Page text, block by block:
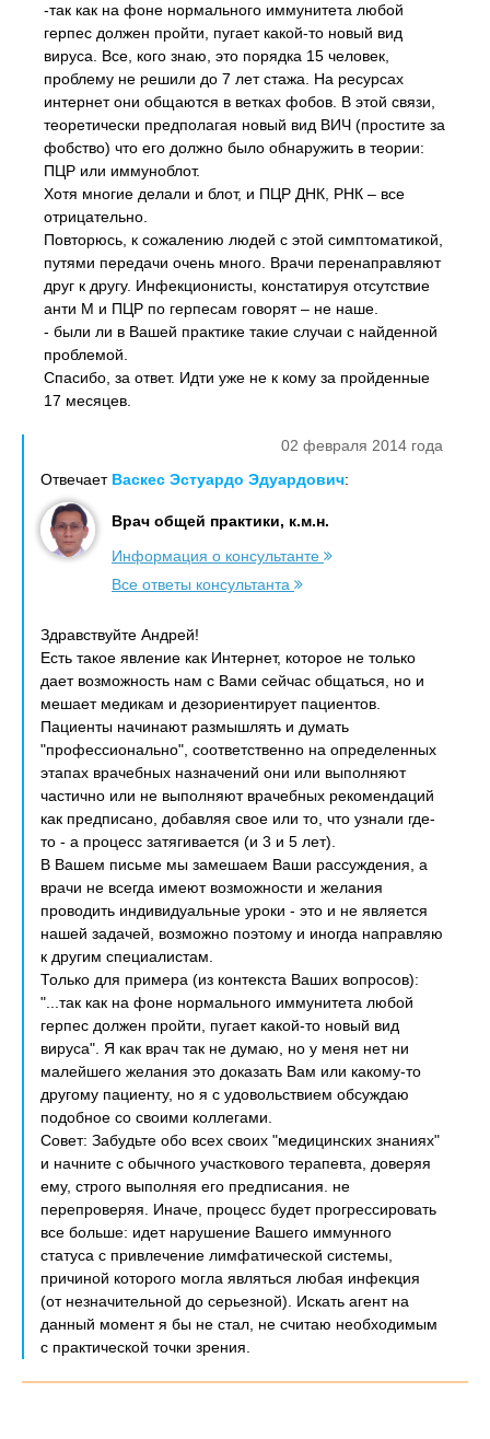
-так как на фоне нормального иммунитета любой
герпес должен пройти, пугает какой-то новый вид
вируса. Все, кого знаю, это порядка 15 человек,
проблему не решили до 7 лет стажа. На ресурсах
интернет они общаются в ветках фобов. В этой связи,
теоретически предполагая новый вид ВИЧ (простите за
фобство) что его должно было обнаружить в теории:
ПЦР или иммуноблот.
Хотя многие делали и блот, и ПЦР ДНК, РНК – все
отрицательно.
Повторюсь, к сожалению людей с этой симптоматикой,
путями передачи очень много. Врачи перенаправляют
друг к другу. Инфекционисты, констатируя отсутствие
анти М и ПЦР по герпесам говорят – не наше.
- были ли в Вашей практике такие случаи с найденной
проблемой.
Спасибо, за ответ. Идти уже не к кому за пройденные
17 месяцев.
02 февраля 2014 года
Отвечает Васкес Эстуардо Эдуардович:
Врач общей практики, к.м.н.
Информация о консультанте
Все ответы консультанта
Здравствуйте Андрей!
Есть такое явление как Интернет, которое не только
дает возможность нам с Вами сейчас общаться, но и
мешает медикам и дезориентирует пациентов.
Пациенты начинают размышлять и думать
"профессионально", соответственно на определенных
этапах врачебных назначений они или выполняют
частично или не выполняют врачебных рекомендаций
как предписано, добавляя свое или то, что узнали где-
то - а процесс затягивается (и 3 и 5 лет).
В Вашем письме мы замешаем Ваши рассуждения, а
врачи не всегда имеют возможности и желания
проводить индивидуальные уроки - это и не является
нашей задачей, возможно поэтому и иногда направляю
к другим специалистам.
Только для примера (из контекста Ваших вопросов):
"...так как на фоне нормального иммунитета любой
герпес должен пройти, пугает какой-то новый вид
вируса". Я как врач так не думаю, но у меня нет ни
малейшего желания это доказать Вам или какому-то
другому пациенту, но я с удовольствием обсуждаю
подобное со своими коллегами.
Совет: Забудьте обо всех своих "медицинских знаниях"
и начните с обычного участкового терапевта, доверяя
ему, строго выполняя его предписания. не
перепроверяя. Иначе, процесс будет прогрессировать
все больше: идет нарушение Вашего иммунного
статуса с привлечение лимфатической системы,
причиной которого могла являться любая инфекция
(от незначительной до серьезной). Искать агент на
данный момент я бы не стал, не считаю необходимым
с практической точки зрения.